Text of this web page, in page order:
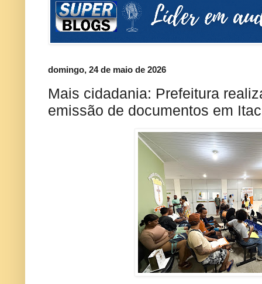
domingo, 24 de maio de 2026
Mais cidadania: Prefeitura
emissão de documentos em